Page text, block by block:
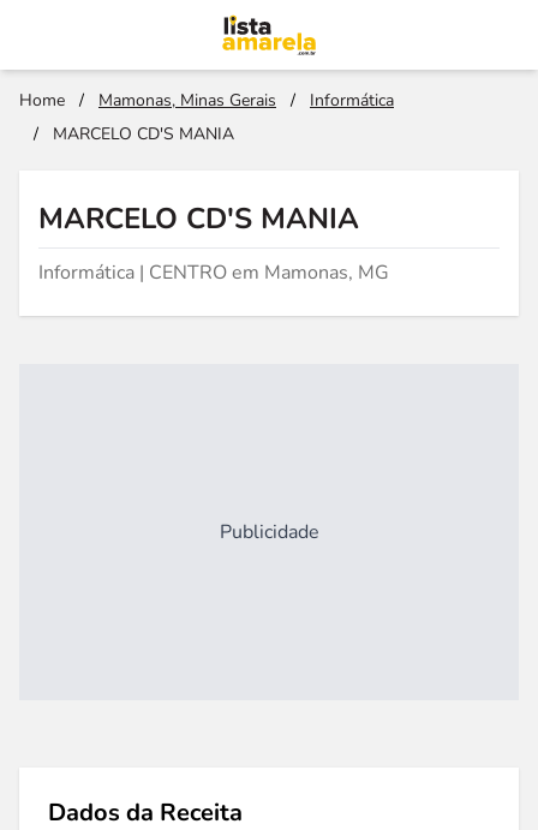
Home / Mamonas, Minas Gerais /
Informática
/
MARCELO CD'S MANIA
MARCELO CD'S MANIA
Informática | CENTRO em Mamonas, MG
Publicidade
Dados da Receita